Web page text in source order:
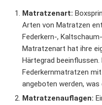
Matratzenart:
Arten von Matratzen
Federkern-,
Matratzenart hat ihre
Härtegrad
Federkernmatratzen
angeboten werden,
Matratzenauflagen: